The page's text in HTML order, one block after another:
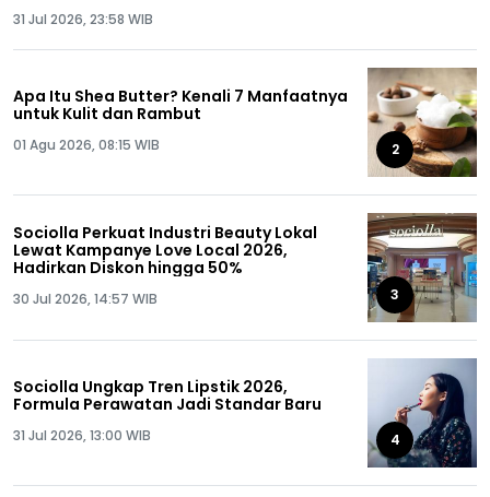
31 Jul 2026, 23:58 WIB
Apa Itu Shea Butter? Kenali 7 Manfaatnya
untuk Kulit dan Rambut
01 Agu 2026, 08:15 WIB 2
Sociolla Perkuat Industri Beauty Lokal
Lewat Kampanye Love Local 2026,
Hadirkan Diskon hingga 50%
30 Jul 2026, 14:57 WIB 3
Sociolla Ungkap Tren Lipstik 2026,
Formula Perawatan Jadi Standar Baru
31 Jul 2026, 13:00 WIB 4